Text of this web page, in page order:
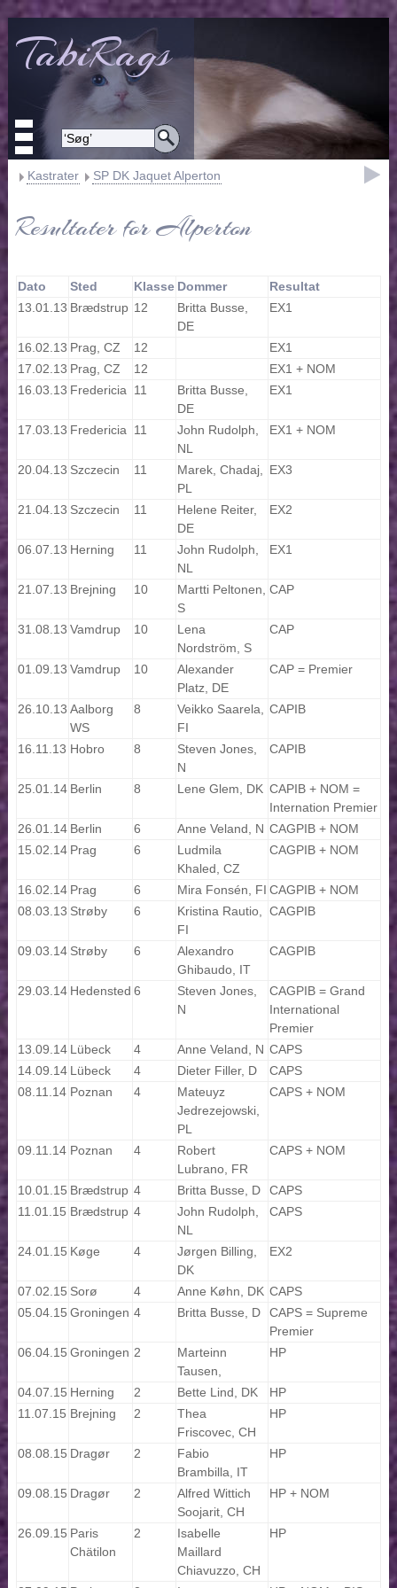
TabiRags
Kastrater SP DK Jaquet Alperton
Resultater for Alperton
Dato Sted Klasse Dommer
Resultat
13.01.13 Brædstrup 12
Britta Busse,
DE
EX1
16.02.13 Prag, CZ 12
EX1
17.02.13 Prag, CZ 12
EX1 + NOM
16.03.13 Fredericia 11
Britta Busse,
DE
EX1
17.03.13 Fredericia 11
John Rudolph,
NL
EX1 + NOM
20.04.13 Szczecin 11
Marek, Chadaj,
PL
EX3
21.04.13 Szczecin 11
Helene Reiter,
DE
EX2
06.07.13 Herning 11
John Rudolph,
NL
EX1
21.07.13 Brejning 10
Martti Peltonen,
S
CAP
31.08.13 Vamdrup 10
Lena
Nordström, S
CAP
01.09.13 Vamdrup 10
Alexander
Platz, DE
CAP = Premier
26.10.13 Aalborg
WS
8
Veikko Saarela,
FI
CAPIB
16.11.13 Hobro 8
Steven Jones,
N
CAPIB
25.01.14 Berlin 8 Lene Glem, DK CAPIB + NOM =
Internation Premier
26.01.14 Berlin 6 Anne Veland, N CAGPIB + NOM
15.02.14 Prag 6
Ludmila
Khaled, CZ
CAGPIB + NOM
16.02.14 Prag 6 Mira Fonsén, FI CAGPIB + NOM
08.03.13 Strøby 6
Kristina Rautio,
FI
CAGPIB
09.03.14 Strøby 6
Alexandro
Ghibaudo, IT
CAGPIB
29.03.14 Hedensted 6
Steven Jones,
N
CAGPIB = Grand
International
Premier
13.09.14 Lübeck 4 Anne Veland, N CAPS
14.09.14 Lübeck 4 Dieter Filler, D
CAPS
08.11.14 Poznan 4
Mateuyz
Jedrezejowski,
PL
CAPS + NOM
09.11.14 Poznan 4
Robert
Lubrano, FR
CAPS + NOM
10.01.15 Brædstrup 4 Britta Busse, D
CAPS
11.01.15 Brædstrup 4
John Rudolph,
NL
CAPS
24.01.15 Køge 4
Jørgen Billing,
DK
EX2
07.02.15 Sorø 4 Anne Køhn, DK CAPS
05.04.15 Groningen 4 Britta Busse, D
CAPS = Supreme
Premier
06.04.15 Groningen 2
Marteinn
Tausen,
HP
04.07.15 Herning 2 Bette Lind, DK
HP
11.07.15 Brejning 2
Thea
Friscovec, CH
HP
08.08.15 Dragør 2
Fabio
Brambilla, IT
HP
09.08.15 Dragør 2
Alfred Wittich
Soojarit, CH
HP + NOM
26.09.15 Paris
Chätilon
2
Isabelle
Maillard
Chiavuzzo, CH
HP